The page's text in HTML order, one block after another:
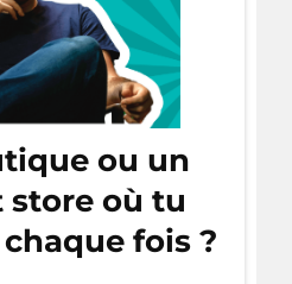
ou un
store où tu
fois ?